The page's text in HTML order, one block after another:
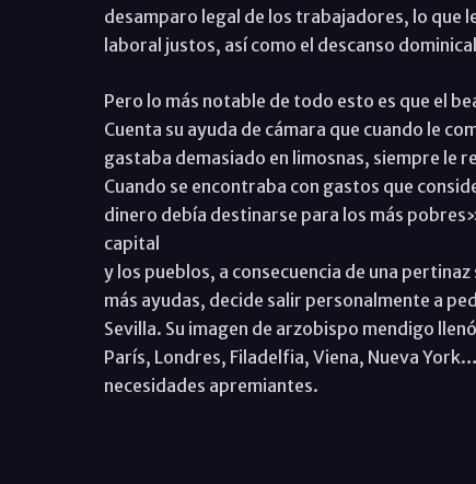
desamparo legal de los trabajadores, lo que
laboral justos, así como el descanso
Pero lo más notable de todo esto es que el
Cuenta su ayuda de cámara que cuando le
gastaba demasiado en limosnas, siempre
Cuando se encontraba con gastos que
dinero debía destinarse para los más
capital
y los pueblos, a consecuencia de una
más ayudas, decide salir personalmente a
Sevilla. Su imagen de arzobispo mendigo
París, Londres, Filadelfia, Viena, Nueva
necesidades apremiantes.